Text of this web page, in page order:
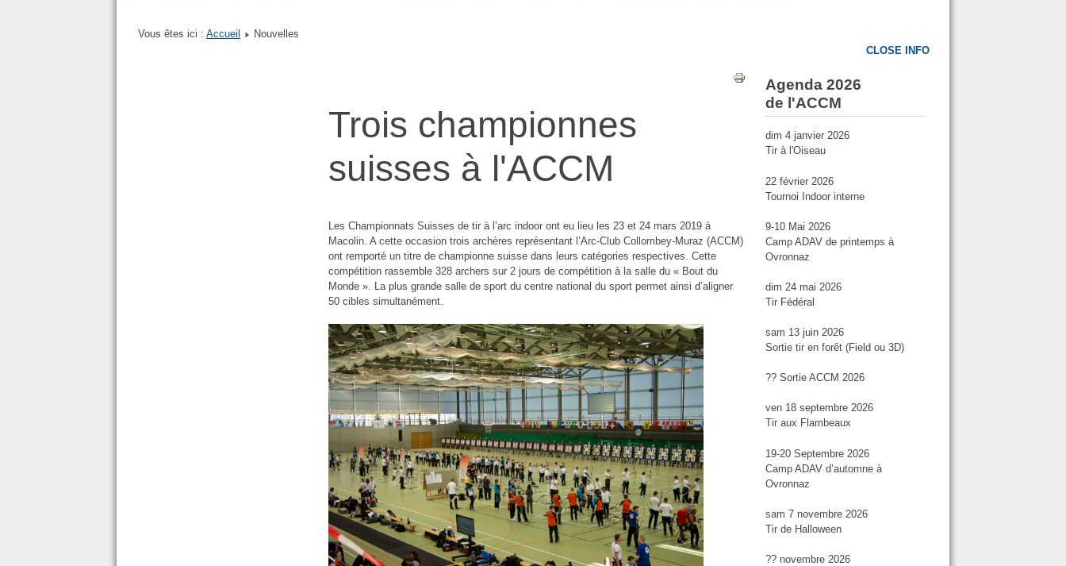
Vous êtes ici : Accueil Nouvelles
Trois championnes
suisses à l'ACCM
Les Championnats Suisses de tir à l’arc indoor ont eu lieu les 23 et 24 mars 2019 à
Macolin. A cette occasion trois archères représentant l’Arc-Club Collombey-Muraz (ACCM)
ont remporté un titre de championne suisse dans leurs catégories respectives. Cette
compétition rassemble 328 archers sur 2 jours de compétition à la salle du « Bout du
Monde ». La plus grande salle de sport du centre national du sport permet ainsi d’aligner
50 cibles simultanément.
CLOSE INFO
Agenda 2026
de l'ACCM
dim 4 janvier 2026
Tir à l'Oiseau
22 février 2026
Tournoi Indoor interne
9-10 Mai 2026
Camp ADAV de printemps à
Ovronnaz
dim 24 mai 2026
Tir Fédéral
sam 13 juin 2026
Sortie tir en forêt (Field ou 3D)
?? Sortie ACCM 2026
ven 18 septembre 2026
Tir aux Flambeaux
19-20 Septembre 2026
Camp ADAV d’automne à
Ovronnaz
sam 7 novembre 2026
Tir de Halloween
?? novembre 2026